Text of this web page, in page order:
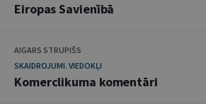
Eiropas Savienībā
AIGARS STRUPIŠS
SKAIDROJUMI. VIEDOKĻI
Komerclikuma komentāri